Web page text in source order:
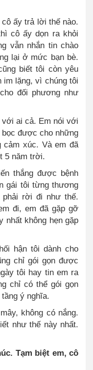
ấy trả lời thế nào.
cô ấy dọn ra khỏi
vẫn nhắn tin chào
lại ở mức bạn bè.
biết tôi còn yêu
im lặng, vì chúng tôi
đối phương như
với ai cả. Em nói với
được cho những
cảm xúc. Và em đã
5 năm trời.
thắng được bệnh
gái tôi từng thương
rời đi như thế.
đi, em đã gặp gỡ
nhất không hẹn gặp
hận tôi dành cho
chỉ gói gọn được
tôi hay tin em ra
chỉ có thể gói gọn
ý nghĩa.
không có nắng.
như thế này nhất.
Tạm biệt em, cô